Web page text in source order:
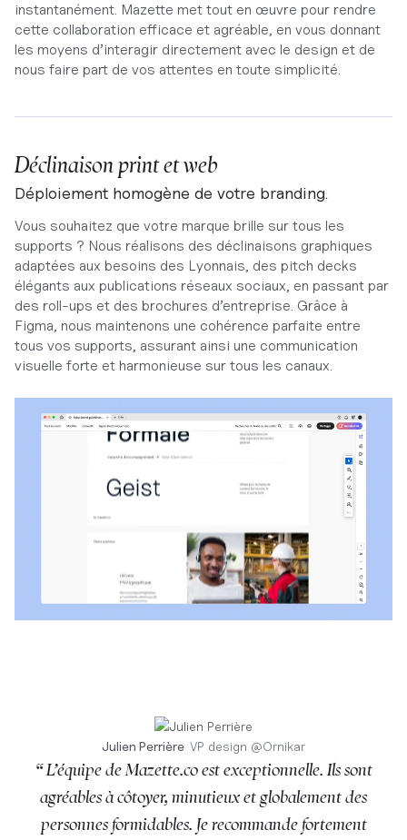
instantanément. Mazette met tout en œuvre pour rendre
cette collaboration efficace et agréable, en vous donnant
les moyens d’interagir directement avec le design et de
nous faire part de vos attentes en toute simplicité.
Déclinaison print et web
Déploiement homogène de votre branding.
Vous souhaitez que votre marque brille sur tous les
supports ? Nous réalisons des déclinaisons graphiques
adaptées aux besoins des Lyonnais, des pitch decks
élégants aux publications réseaux sociaux, en passant par
des roll-ups et des brochures d’entreprise. Grâce à
Figma, nous maintenons une cohérence parfaite entre
tous vos supports, assurant ainsi une communication
visuelle forte et harmonieuse sur tous les canaux.
Julien Perrière VP design @Ornikar
“ L’équipe de Mazette.co est exceptionnelle. Ils sont
agréables à côtoyer, minutieux et globalement des
personnes formidables. Je recommande fortement